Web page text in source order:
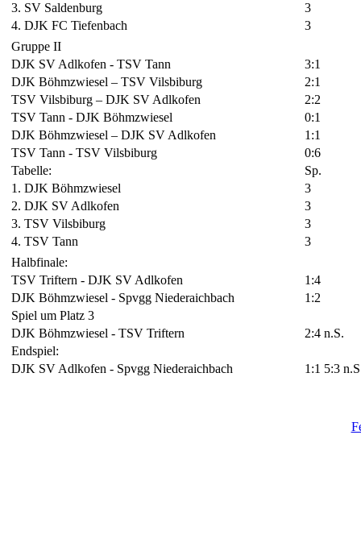
3. SV Saldenburg
3
4. DJK FC Tiefenbach
3
Gruppe II
DJK SV Adlkofen - TSV Tann
3:1
DJK Böhmzwiesel – TSV Vilsbiburg
2:1
TSV Vilsbiburg – DJK SV Adlkofen
2:2
TSV Tann - DJK Böhmzwiesel
0:1
DJK Böhmzwiesel – DJK SV Adlkofen
1:1
TSV Tann - TSV Vilsbiburg
0:6
Tabelle:
Sp.
1. DJK Böhmzwiesel
3
2. DJK SV Adlkofen
3
3. TSV Vilsbiburg
3
4. TSV Tann
3
Halbfinale:
TSV Triftern - DJK SV Adlkofen
1:4
DJK Böhmzwiesel - Spvgg Niederaichbach
1:2
Spiel um Platz 3
DJK Böhmzwiesel - TSV Triftern
2:4 n.S.
Endspiel:
DJK SV Adlkofen - Spvgg Niederaichbach
1:1 5:3